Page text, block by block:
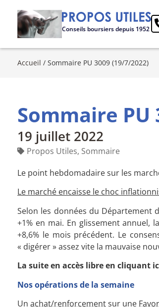
Conseils boursiers depuis 1952
Accueil / Sommaire PU 3009 (19/7/2022)
Sommaire PU
19 juillet 2022
Propos Utiles, Sommaire
Le point hebdomadaire sur les
Le marché encaisse le choc
Selon les données du Département
+1% en mai. En glissement annuel,
+8,6% le mois précédent. Le
« digérer » assez vite la mauvaise
La suite en accès libre en cliquant
Nos opérations de la semaine
Un achat/renforcementsur une